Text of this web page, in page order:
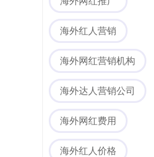
海外媒体PR/博客
海外红人营销
海外网红营销机构
海外达人营销公司
海外网红费用
海外红人价格